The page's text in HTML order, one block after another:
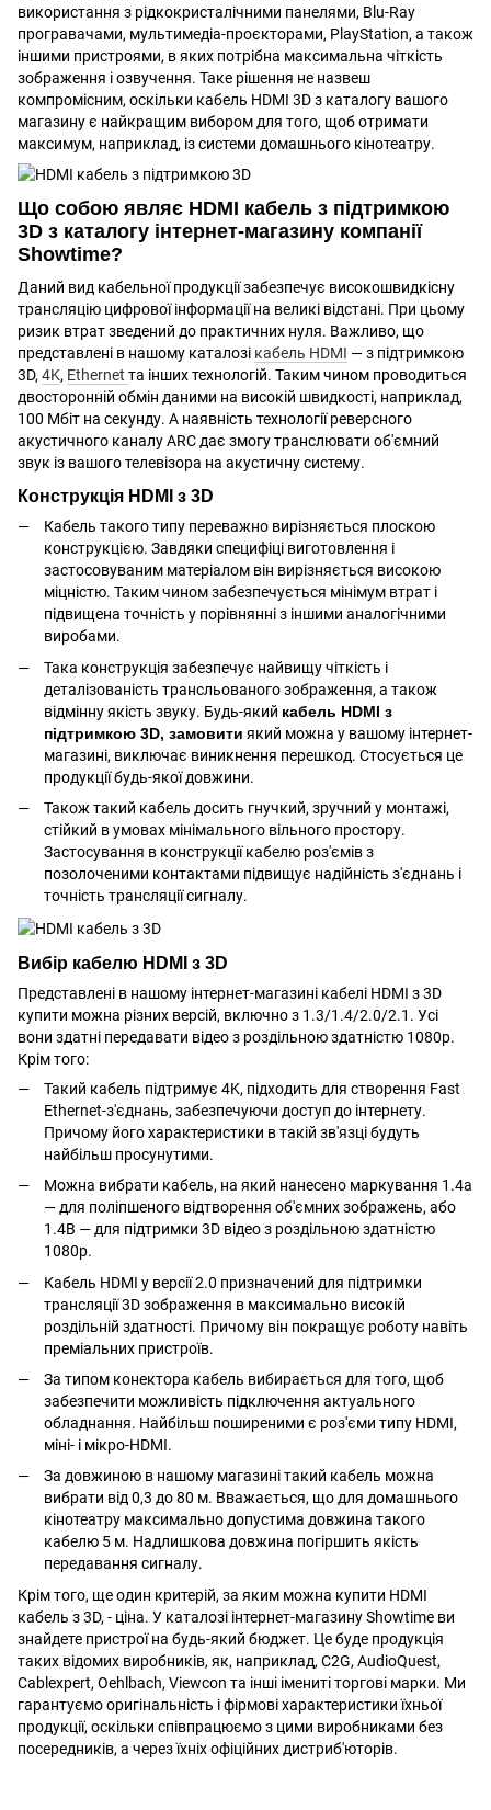
використання з рідкокристалічними панелями, Blu-Ray
програвачами, мультимедіа-проєкторами, PlayStation, а також
іншими пристроями, в яких потрібна максимальна чіткість
зображення і озвучення. Таке рішення не назвеш
компромісним, оскільки кабель HDMI 3D з каталогу вашого
магазину є найкращим вибором для того, щоб отримати
максимум, наприклад, із системи домашнього кінотеатру.
Що собою являє HDMI кабель з підтримкою
3D з каталогу інтернет-магазину компанії
Showtime?
Даний вид кабельної продукції забезпечує високошвидкісну
трансляцію цифрової інформації на великі відстані. При цьому
ризик втрат зведений до практичних нуля. Важливо, що
представлені в нашому каталозі кабель HDMI — з підтримкою
3D, 4K, Ethernet та інших технологій. Таким чином проводиться
двосторонній обмін даними на високій швидкості, наприклад,
100 Мбіт на секунду. А наявність технології реверсного
акустичного каналу ARC дає змогу транслювати об'ємний
звук із вашого телевізора на акустичну систему.
Конструкція HDMI з 3D
Кабель такого типу переважно вирізняється плоскою
конструкцією. Завдяки специфіці виготовлення і
застосовуваним матеріалом він вирізняється високою
міцністю. Таким чином забезпечується мінімум втрат і
підвищена точність у порівнянні з іншими аналогічними
виробами.
Така конструкція забезпечує найвищу чіткість і
деталізованість трансльованого зображення, а також
відмінну якість звуку. Будь-який кабель HDMI з
підтримкою 3D, замовити який можна у вашому інтернет-
магазині, виключає виникнення перешкод. Стосується це
продукції будь-якої довжини.
Також такий кабель досить гнучкий, зручний у монтажі,
стійкий в умовах мінімального вільного простору.
Застосування в конструкції кабелю роз'ємів з
позолоченими контактами підвищує надійність з'єднань і
точність трансляції сигналу.
Вибір кабелю HDMI з 3D
Представлені в нашому інтернет-магазині кабелі HDMI з 3D
купити можна різних версій, включно з 1.3/1.4/2.0/2.1. Усі
вони здатні передавати відео з роздільною здатністю 1080p.
Крім того:
Такий кабель підтримує 4K, підходить для створення Fast
Ethernet-з'єднань, забезпечуючи доступ до інтернету.
Причому його характеристики в такій зв'язці будуть
найбільш просунутими.
Можна вибрати кабель, на який нанесено маркування 1.4a
— для поліпшеного відтворення об'ємних зображень, або
1.4B — для підтримки 3D відео з роздільною здатністю
1080p.
Кабель HDMI у версії 2.0 призначений для підтримки
трансляції 3D зображення в максимально високій
роздільній здатності. Причому він покращує роботу навіть
преміальних пристроїв.
За типом конектора кабель вибирається для того, щоб
забезпечити можливість підключення актуального
обладнання. Найбільш поширеними є роз'єми типу HDMI,
міні- і мікро-HDMI.
За довжиною в нашому магазині такий кабель можна
вибрати від 0,3 до 80 м. Вважається, що для домашнього
кінотеатру максимально допустима довжина такого
кабелю 5 м. Надлишкова довжина погіршить якість
передавання сигналу.
Крім того, ще один критерій, за яким можна купити HDMI
кабель з 3D, - ціна. У каталозі інтернет-магазину Showtime ви
знайдете пристрої на будь-який бюджет. Це буде продукція
таких відомих виробників, як, наприклад, C2G, AudioQuest,
Cablexpert, Oehlbach, Viewcon та інші імениті торгові марки. Ми
гарантуємо оригінальність і фірмові характеристики їхньої
продукції, оскільки співпрацюємо з цими виробниками без
посередників, а через їхніх офіційних дистриб'юторів.